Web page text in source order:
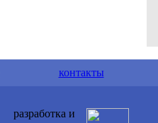
контакты
разработка и